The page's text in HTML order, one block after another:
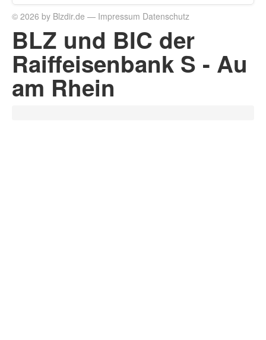
© 2026 by Blzdir.de — Impressum Datenschutz
BLZ und BIC der
Raiffeisenbank S - Au
am Rhein